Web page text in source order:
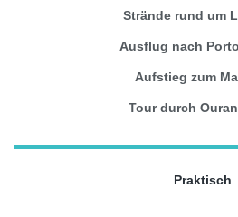
Strände rund um
Ausflug nach
Aufstieg zum
Tour durch
Praktisch